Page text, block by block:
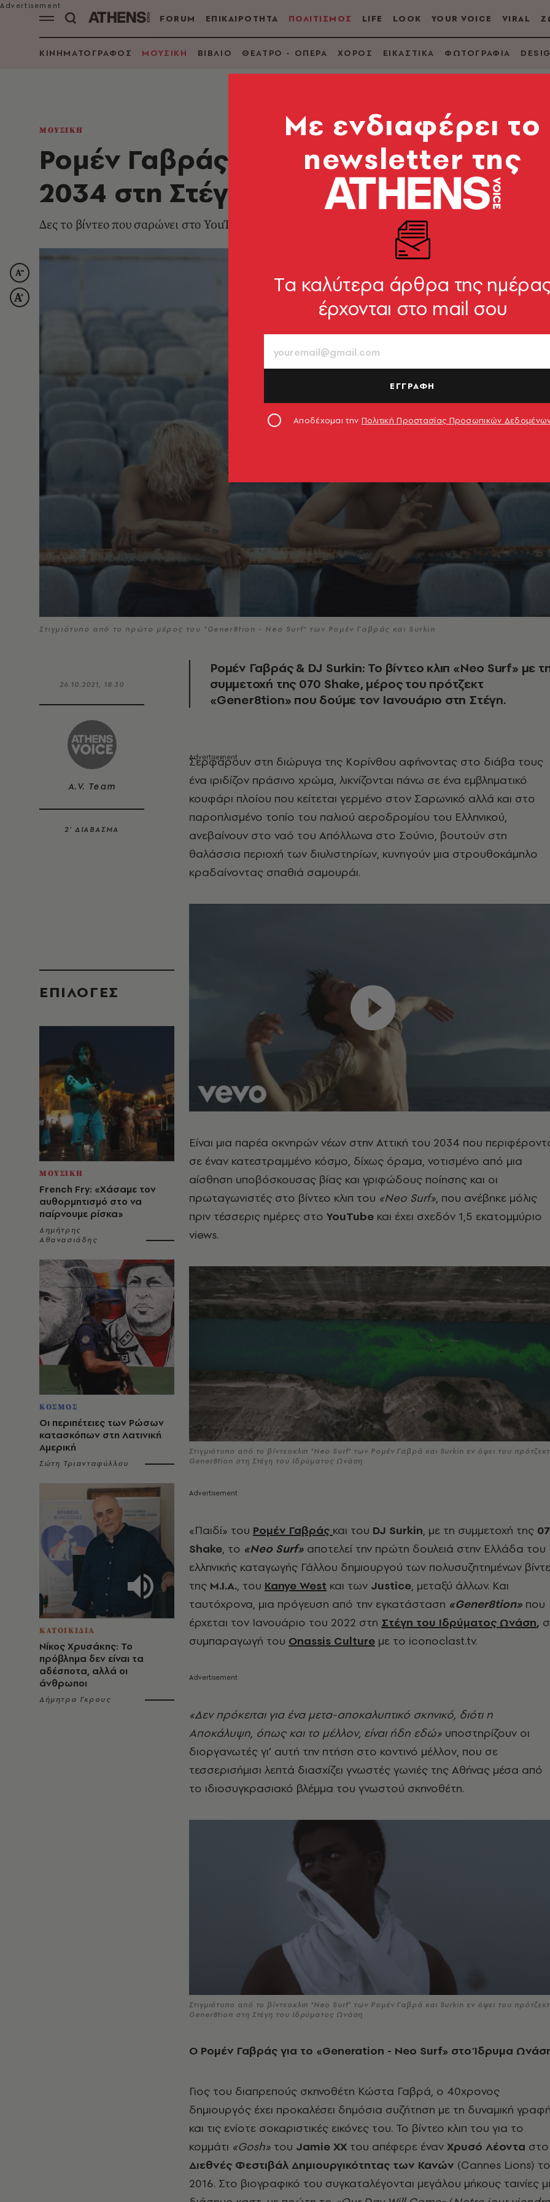
FORUM ΕΠΙΚΑΙΡΟΤΗΤΑ ΠΟΛΙΤΙΣΜΟΣ LIFE LOOK YOUR VOICE VIRAL
ΚΙΝΗΜΑΤΟΓΡΑΦΟΣ ΜΟΥΣΙΚΗ ΒΙΒΛΙΟ ΘΕΑΤΡΟ - ΟΠΕΡΑ ΧΟΡΟΣ ΕΙΚΑΣΤΙΚΑ ΦΩΤΟΓΡΑΦΙΑ
ΜΟΥΣΙΚΗ
Ρομέν Γαβράς, DJ Surkin και η Αθήνα
2034 στη Στέγη
Δες το βίντεο που σαρώνει στο YouTube
Στιγμιότυπο από το πρώτο μέρος του "Gener8tion - Neo Surf" των Ρομέν Γαβράς και Surkin
26.10.2021, 18:30
A.V. Team
2’ ΔΙΑΒΑΣΜΑ
EΠΙΛΟΓΈΣ
ΜΟΥΣΙΚΗ
French Fry: «Χάσαμε τον
αυθορμητισμό στο να
παίρνουμε ρίσκα»
Δημήτρης
Αθανασιάδης
ΚΟΣΜΟΣ
Οι περιπέτειες των Ρώσων
κατασκόπων στη Λατινική
Αμερική
Σώτη Τριανταφύλλου
ΚΑΤΟΙΚΙΔΙΑ
Νίκος Χρυσάκης: Το
πρόβλημα δεν είναι τα
αδέσποτα, αλλά οι
άνθρωποι
Δήμητρα Γκρους
Ρομέν Γαβράς & DJ Surkin: Το βίντεο κλιπ «Neo Surf» με
συμμετοχή της 070 Shake, μέρος του πρότζεκτ
«Gener8tion» που δούμε τον Ιανουάριο στη Στέγη.
Σερφάρουν στη διώρυγα της Κορίνθου αφήνοντας στο διάβα τους
ένα ιριδίζον πράσινο χρώμα, λικνίζονται πάνω σε ένα εμβληματικό
κουφάρι πλοίου που κείτεται γερμένο στον Σαρωνικό αλλά και στο
παροπλισμένο τοπίο του παλιού αεροδρομίου του Ελληνικού,
ανεβαίνουν στο ναό του Απόλλωνα στο Σούνιο, βουτούν στη
θαλάσσια περιοχή των διυλιστηρίων, κυνηγούν μια στρουθοκάμηλο
κραδαίνοντας σπαθιά σαμουράι.
Είναι μια παρέα οκνηρών νέων στην Αττική του 2034 που
σε έναν κατεστραμμένο κόσμο, δίχως όραμα, νοτισμένο από μια
αίσθηση υποβόσκουσας βίας και γριφώδους ποίησης και οι
πρωταγωνιστές στο βίντεο κλιπ του «Neo Surf», που ανέβηκε μόλις
πριν τέσσερις ημέρες στο YouTube και έχει σχεδόν 1,5 εκατομμύριο
views.
Στιγμιότυπο από το βίντεοκλιπ "Neo Surf" των Ρομέν Γαβρά και Surkin εν όψει του πρότζεκτ
Gener8tion στη Στέγη του Ιδρύματος Ωνάση
«Παιδί» του Ρομέν Γαβράς και του DJ Surkin, με τη συμμετοχή της
Shake, το «Neo Surf» αποτελεί την πρώτη δουλειά στην Ελλάδα του
ελληνικής καταγωγής Γάλλου δημιουργού των πολυσυζητημένων
της M.I.A., του Kanye West και των Justice, μεταξύ άλλων. Και
ταυτόχρονα, μια πρόγευση από την εγκατάσταση «Gener8tion» που
έρχεται τον Ιανουάριο του 2022 στη Στέγη του Ιδρύματος Ωνάση,
συμπαραγωγή του Onassis Culture με το iconoclast.tv.
«Δεν πρόκειται για ένα μετα-αποκαλυπτικό σκηνικό, διότι η
Αποκάλυψη, όπως και το μέλλον, είναι ήδη εδώ» υποστηρίζουν οι
διοργανωτές γι’ αυτή την πτήση στο κοντινό μέλλον, που σε
τεσσερισήμισι λεπτά διασχίζει γνωστές γωνιές της Αθήνας μέσα από
το ιδιοσυγκρασιακό βλέμμα του γνωστού σκηνοθέτη.
Στιγμιότυπο από το βίντεοκλιπ "Neo Surf" των Ρομέν Γαβρά και Surkin εν όψει του πρότζεκτ
Gener8tion στη Στέγη του Ιδρύματος Ωνάση
Ο Ρομέν Γαβράς για το «Generation - Neo Surf» στο Ίδρυμα
Γιος του διαπρεπούς σκηνοθέτη Κώστα Γαβρά, ο 40χρονος
δημιουργός έχει προκαλέσει δημόσια συζήτηση με τη δυναμική
και τις ενίοτε σοκαριστικές εικόνες του. Το βίντεο κλιπ του για το
κομμάτι «Gosh» του Jamie XX του απέφερε έναν Χρυσό Λέοντα στο
Διεθνές Φεστιβάλ Δημιουργικότητας των Κανών (Cannes Lions)
2016. Στο βιογραφικό του συγκαταλέγονται μεγάλου μήκους ταινίες
Mε ενδιαφέρει το
newsletter της
Tα καλύτερα άρθρα της
έρχονται στο mail σου
ΕΓΓΡΑΦΗ
Αποδέχομαι την Πολιτική Προστασίας Προσωπικών